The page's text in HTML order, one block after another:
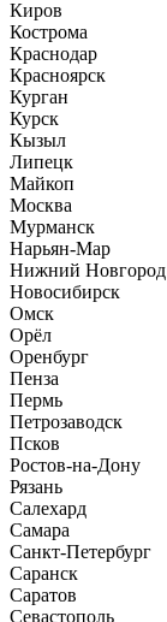
Киров
Кострома
Краснодар
Красноярск
Курган
Курск
Кызыл
Липецк
Майкоп
Москва
Мурманск
Нарьян-Мар
Нижний Новгород
Новосибирск
Омск
Орёл
Оренбург
Пенза
Пермь
Петрозаводск
Псков
Ростов-на-Дону
Рязань
Салехард
Самара
Санкт-Петербург
Саранск
Саратов
Севастополь